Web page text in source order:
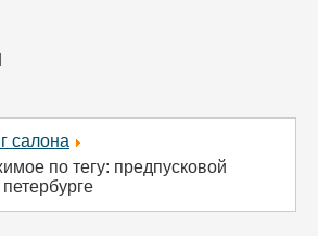
салона
по тегу: предпусковой